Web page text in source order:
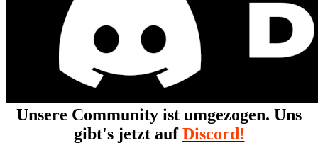
Unsere Community ist umgezogen. Uns
gibt's jetzt aufDiscord!